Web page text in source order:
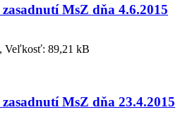
MsZ dňa 4.6.2015
Veľkosť: 89,21 kB
MsZ dňa 23.4.2015